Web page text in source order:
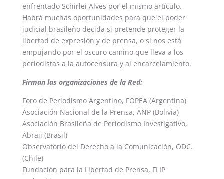
enfrentado Schirlei Alves por el mismo artículo.
Habrá muchas oportunidades para que el poder
judicial brasileño decida si pretende proteger la
libertad de expresión y de prensa, o si nos está
empujando por el oscuro camino que lleva a los
periodistas a la autocensura y al encarcelamiento.
Firman las organizaciones de la Red:
Foro de Periodismo Argentino, FOPEA (Argentina)
Asociación Nacional de la Prensa, ANP (Bolivia)
Asociación Brasileña de Periodismo Investigativo,
Abraji (Brasil)
Observatorio del Derecho a la Comunicación, ODC.
(Chile)
Fundación para la Libertad de Prensa, FLIP